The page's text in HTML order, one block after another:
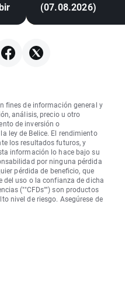
(07.08.2026)
fines de información general y
análisis, precio u otro
de inversión o
ley de Belice. El rendimiento
los resultados futuros, y
información lo hace bajo su
por ninguna pérdida
pérdida de beneficio, que
del uso o la confianza de dicha
(""CFDs"") son productos
nivel de riesgo. Asegúrese de